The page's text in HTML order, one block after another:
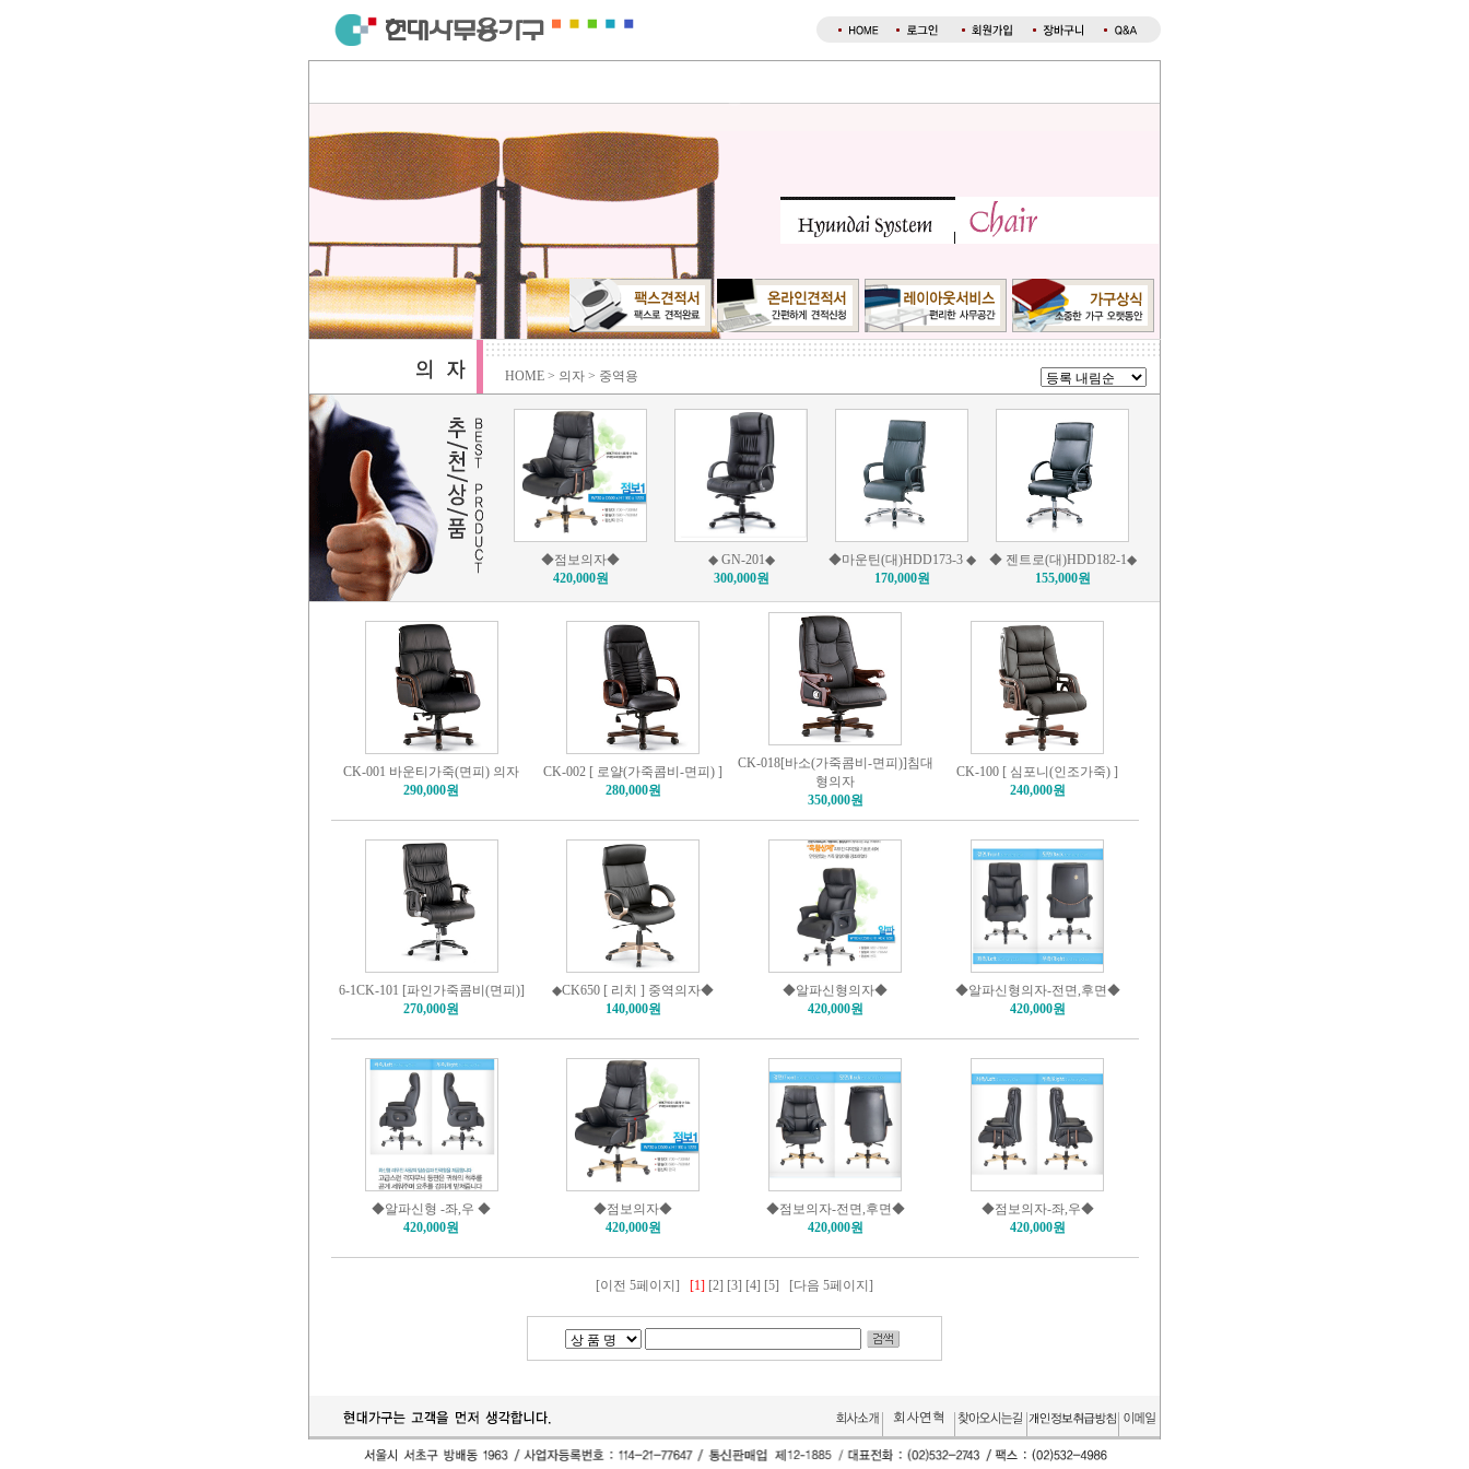
HOME > 의자 > 중역용
◆점보의자◆
420,000원
◆ GN-201◆
300,000원
◆마운틴(대)HDD173-3 ◆
170,000원
◆ 젠트로(대)HDD182-1◆
155,000원
CK-001 바운티가죽(면피) 의자
290,000원
CK-002 [ 로얄(가죽콤비-면피) ]
280,000원
CK-018[바소(가죽콤비-면피)]침대
형의자
350,000원
CK-100 [ 심포니(인조가죽) ]
240,000원
6-1CK-101 [파인가죽콤비(면피)]
270,000원
◆CK650 [ 리치 ] 중역의자◆
140,000원
◆알파신형의자◆
420,000원
◆알파신형의자-전면,후면◆
420,000원
◆알파신형 -좌,우 ◆
420,000원
◆점보의자◆
420,000원
◆점보의자-전면,후면◆
420,000원
◆점보의자-좌,우◆
420,000원
[이전 5페이지] [1] [2] [3] [4] [5] [다음 5페이지]